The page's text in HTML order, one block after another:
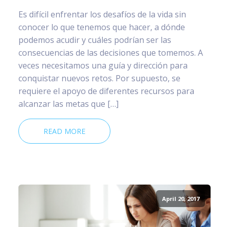
Es difícil enfrentar los desafíos de la vida sin
conocer lo que tenemos que hacer, a dónde
podemos acudir y cuáles podrían ser las
consecuencias de las decisiones que tomemos. A
veces necesitamos una guía y dirección para
conquistar nuevos retos. Por supuesto, se
requiere el apoyo de diferentes recursos para
alcanzar las metas que […]
READ MORE
April 20, 2017